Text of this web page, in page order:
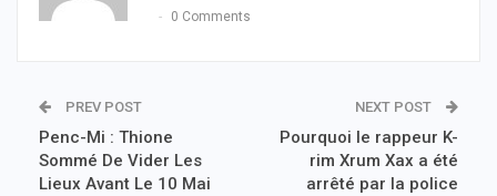
0 Comments
PREV POST
Penc-Mi : Thione
Sommé De Vider Les
Lieux Avant Le 10 Mai
NEXT POST
Pourquoi le rappeur K-
rim Xrum Xax a été
arrêté par la police